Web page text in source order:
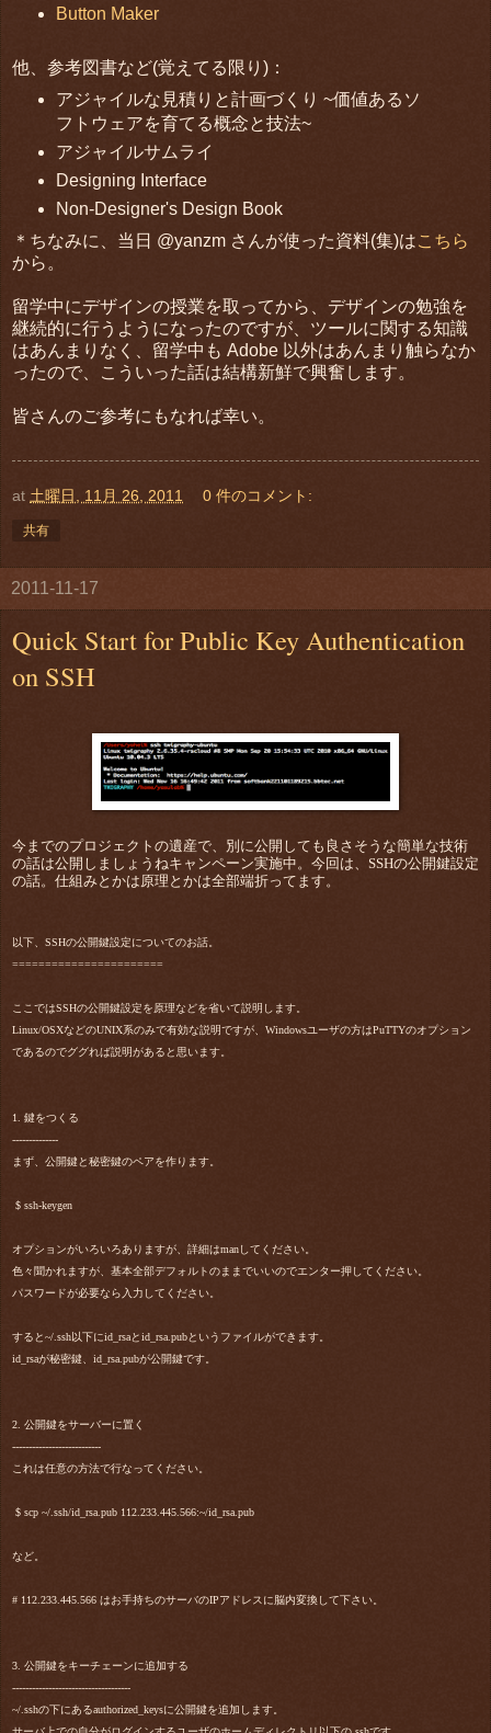
Button Maker
他、参考図書など(覚えてる限り)：
アジャイルな見積りと計画づくり ~価値あるソ
フトウェアを育てる概念と技法~
アジャイルサムライ
Designing Interface
Non-Designer's Design Book
＊ちなみに、当日 @yanzm さんが使った資料(集)はこちら
から。
留学中にデザインの授業を取ってから、デザインの勉強を
継続的に行うようになったのですが、ツールに関する知識
はあんまりなく、留学中も Adobe 以外はあんまり触らなか
ったので、こういった話は結構新鮮で興奮します。
皆さんのご参考にもなれば幸い。
at 土曜日, 11月 26, 2011 0 件のコメント:
共有
2011-11-17
Quick Start for Public Key Authentication
on SSH
今までのプロジェクトの遺産で、別に公開しても良さそうな簡単な技術
の話は公開しましょうねキャンペーン実施中。今回は、SSHの公開鍵設定
の話。仕組みとかは原理とかは全部端折ってます。
以下、SSHの公開鍵設定についてのお話。
=======================
ここではSSHの公開鍵設定を原理などを省いて説明します。
Linux/OSXなどのUNIX系のみで有効な説明ですが、Windowsユーザの方はPuTTYのオプション
であるのでググれば説明があると思います。
1. 鍵をつくる
--------------
まず、公開鍵と秘密鍵のペアを作ります。
$ ssh-keygen
オプションがいろいろありますが、詳細はmanしてください。
色々聞かれますが、基本全部デフォルトのままでいいのでエンター押してください。
パスワードが必要なら入力してください。
すると~/.ssh以下にid_rsaとid_rsa.pubというファイルができます。
id_rsaが秘密鍵、id_rsa.pubが公開鍵です。
2. 公開鍵をサーバーに置く
---------------------------
これは任意の方法で行なってください。
$ scp ~/.ssh/id_rsa.pub 112.233.445.566:~/id_rsa.pub
など。
# 112.233.445.566 はお手持ちのサーバのIPアドレスに脳内変換して下さい。
3. 公開鍵をキーチェーンに追加する
------------------------------------
~/.sshの下にあるauthorized_keysに公開鍵を追加します。